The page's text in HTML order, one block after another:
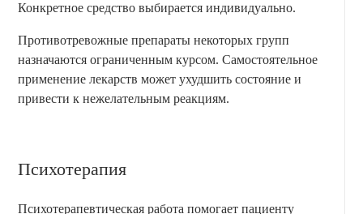
Конкретное средство выбирается индивидуально.
Противотревожные препараты некоторых групп
назначаются ограниченным курсом. Самостоятельное
применение лекарств может ухудшить состояние и
привести к нежелательным реакциям.
Психотерапия
Психотерапевтическая работа помогает пациенту